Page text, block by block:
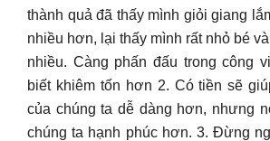
thành quả đã thấy mình giỏi giang
nhiều hơn, lại thấy mình rất nhỏ bé
nhiều. Càng phấn đấu trong công
biết khiêm tốn hơn 2. Có tiền sẽ
của chúng ta dễ dàng hơn, nhưng
chúng ta hạnh phúc hơn. 3. Đừng